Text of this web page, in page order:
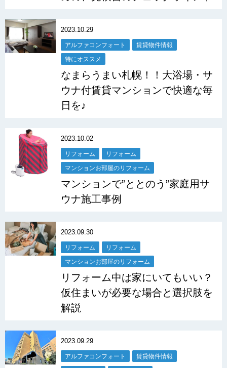
2023.10.29
アルファコンフォート 賃貸物件情報
特にオススメ
なまらうまい札幌！！大浴場・サ
ウナ付賃貸マンションで快適な毎
日を♪
2023.10.02
リフォーム リフォーム
マンションお部屋のリフォーム
マンションで”ととのう”家庭用サ
ウナ施工事例
2023.09.30
リフォーム リフォーム
マンションお部屋のリフォーム
リフォーム中は家にいてもいい？
仮住まいが必要な場合と選択肢を
解説
2023.09.29
アルファコンフォート 賃貸物件情報